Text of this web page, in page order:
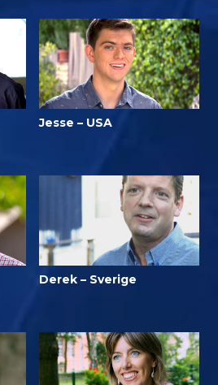
Jesse – USA
Derek – Sverige